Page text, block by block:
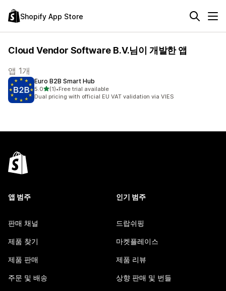
Shopify App Store
Cloud Vendor Software B.V.님이 개발한 앱
앱 1개
Euro B2B Smart Hub
5.0별 5개 중
(1)
총 리뷰 1개
•Free trial available
Dual pricing with official EU VAT validation via VIES
앱 범주
판매 채널
제품 찾기
제품 판매
주문 및 배송
인기 범주
드랍쉬핑
마켓플레이스
제품 리뷰
상향 판매 및 번들